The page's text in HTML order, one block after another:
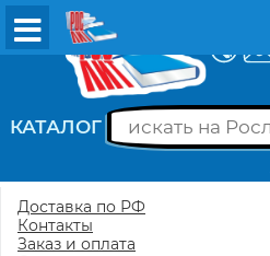
КАТАЛОГ
Доставка по РФ
Контакты
Заказ и оплата